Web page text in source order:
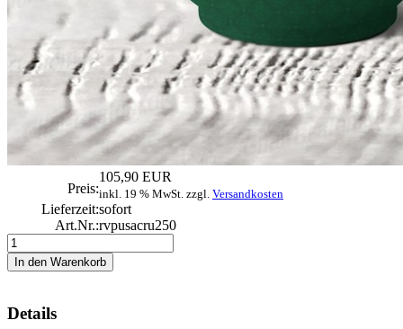
Preis:
105,90 EUR
inkl. 19 % MwSt. zzgl. Versandkosten
Lieferzeit:sofort
Art.Nr.:rvpusacru250
Details